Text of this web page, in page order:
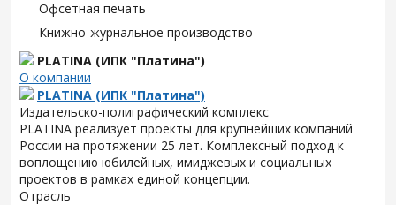
Офсетная печать
Книжно-журнальное производство
PLATINA (ИПК "Платина")
О компании
PLATINA (ИПК "Платина")
Издательско-полиграфический комплекс
PLATINA реализует проекты для крупнейших компаний
России на протяжении 25 лет. Комплексный подход к
воплощению юбилейных, имиджевых и социальных
проектов в рамках единой концепции.
Отрасль